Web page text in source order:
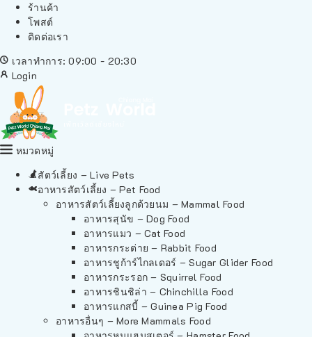
ร้านค้า
โพสต์
ติดต่อเรา
เวลาทำการ: 09:00 - 20:30
Login
หมวดหมู่
สัตว์เลี้ยง – Live Pets
อาหารสัตว์เลี้ยง – Pet Food
อาหารสัตว์เลี้ยงลูกด้วยนม – Mammal Food
อาหารสุนัข – Dog Food
อาหารแมว – Cat Food
อาหารกระต่าย – Rabbit Food
อาหารชูก้าร์ไกลเดอร์ – Sugar Glider Food
อาหารกระรอก – Squirrel Food
อาหารชินชิล่า – Chinchilla Food
อาหารแกสบี้ – Guinea Pig Food
อาหารอื่นๆ – More Mammals Food